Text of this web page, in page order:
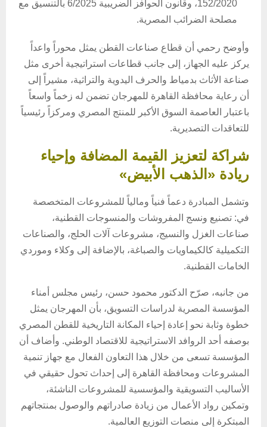
152/2020، وقانون الحوافز الضريبية 6/2025 بالتنسيق مع
مصلحة الضرائب المصرية.
وأوضح رحمي أن قطاع صناعات القطن يمثل محوراً واعداً
يركز عليه الجهاز، إلى جانب قطاعات استراتيجية أخرى مثل
صناعة الأثاث بدمياط والحرف اليدوية والتراثية، مشيراً إلى
أن رعاية محافظة القاهرة للمهرجان تضمن له زخماً واسعاً
باعتبار العاصمة السوق الأكبر للمنتج المصري ومركزاً رئيسياً
للتعاقدات التصديرية.
شراكة لتعزيز القيمة المضافة وإحياء
ريادة «الذهب الأبيض»
وتشمل المبادرة دعماً فنياً ومالياً للمشروعات المتخصصة
في: تصنيع ونسج المفروشات والمنسوجات القطنية،
صناعات الغزل والنسيج، مشروعات آلات الحلج، والصناعات
التكميلية كالكيماويات والصباغة، بالإضافة إلى وكلاء وموردي
الخامات القطنية.
من جانبه، صرّح الدكتور محمود حسن، رئيس مجلس أمناء
المؤسسة المصرية لدراسات التسويق، بأن المهرجان يمثل
خطوة وثابة نحو إعادة إحياء المكانة التاريخية للقطن المصري
بوصفه أحد الروافد الاستراتيجية للاقتصاد الوطني. وأضاف أن
المؤسسة تسعى من خلال هذا التعاون الفعال مع جهاز تنمية
المشروعات ومحافظة القاهرة إلى إحداث تحول حقيقي في
الأساليب التسويقية والمؤسسية للمشروعات الناشئة،
وتمكين رواد الأعمال من زيادة صادراتهم والوصول بمنتجاتهم
المبتكرة إلى منصات التوزيع العالمية.